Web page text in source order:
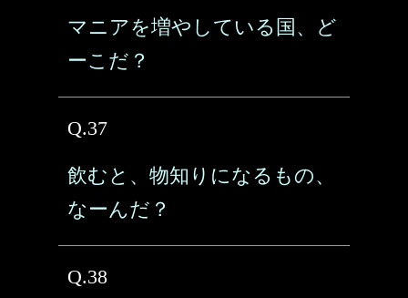
マニアを増やしている国、ど
ーこだ？
Q.37
飲むと、物知りになるもの、
なーんだ？
Q.38